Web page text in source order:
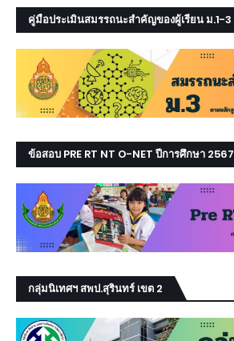
คู่มือประเมินสมรรถนะสำคัญของผู้เรียน ม.1-3
ข้อสอบ PRE RT NT O-NET ปีการศึกษา 2567
กลุ่มนิเทศฯ สพป.สุรินทร์ เขต 2